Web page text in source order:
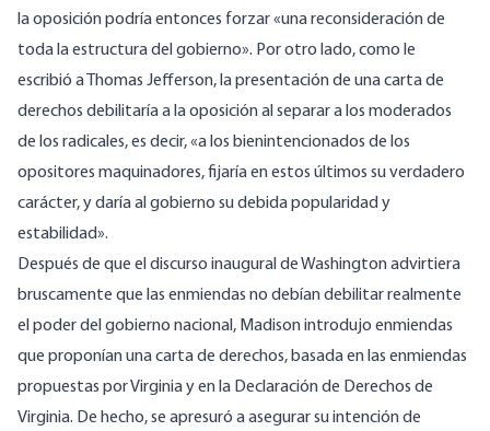
la oposición podría entonces forzar «una reconsideración de
toda la estructura del gobierno». Por otro lado, como le
escribió a Thomas Jefferson, la presentación de una carta de
derechos debilitaría a la oposición al separar a los moderados
de los radicales, es decir, «a los bienintencionados de los
opositores maquinadores, fijaría en estos últimos su verdadero
carácter, y daría al gobierno su debida popularidad y
estabilidad».
Después de que el discurso inaugural de Washington advirtiera
bruscamente que las enmiendas no debían debilitar realmente
el poder del gobierno nacional, Madison introdujo enmiendas
que proponían una carta de derechos, basada en las enmiendas
propuestas por Virginia y en la Declaración de Derechos de
Virginia. De hecho, se apresuró a asegurar su intención de